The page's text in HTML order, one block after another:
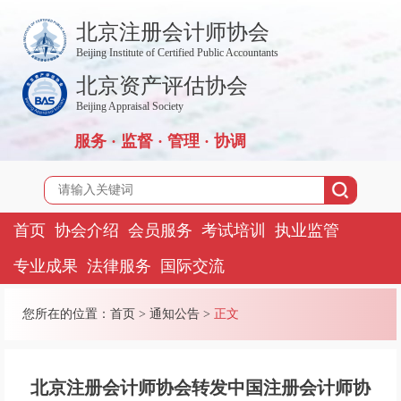
北京注册会计师协会
Beijing Institute of Certified Public Accountants
北京资产评估协会
Beijing Appraisal Society
服务 · 监督 · 管理 · 协调
首页 协会介绍 会员服务 考试培训
执业监管
专业成果 法律服务 国际交流
您所在的位置： 首页 > 通知公告 > 正文
北京注册会计师协会转发中国注册会计师协